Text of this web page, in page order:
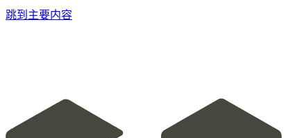
跳到主要内容